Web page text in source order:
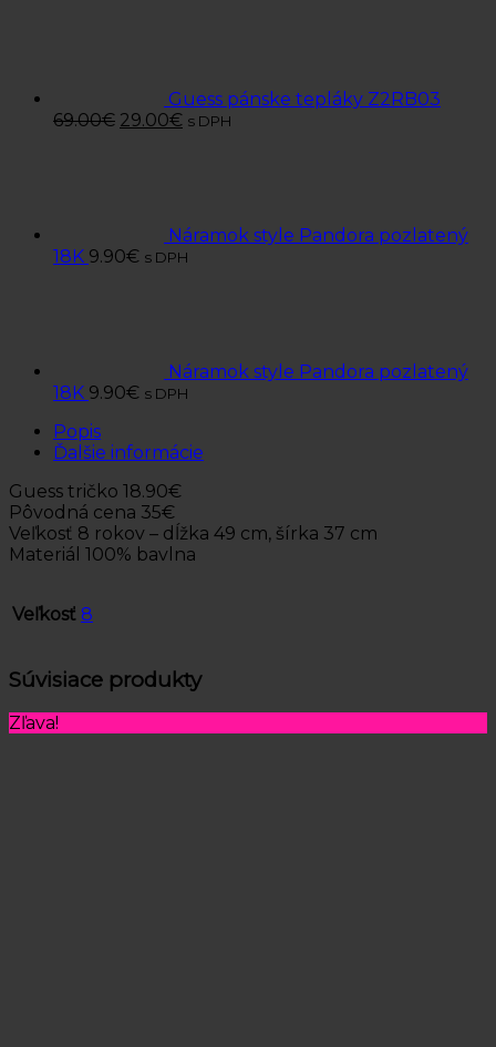
Guess pánske tepláky Z2RB03
69.00€ 29.00€ s DPH
Náramok style Pandora pozlatený
18K 9.90€ s DPH
Náramok style Pandora pozlatený
18K 9.90€ s DPH
Popis
Ďalšie informácie
Guess tričko 18.90€
Pôvodná cena 35€
Veľkosť 8 rokov – dĺžka 49 cm, šírka 37 cm
Materiál 100% bavlna
Veľkosť 8
Súvisiace produkty
Zľava!